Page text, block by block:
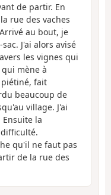
de partir. En
rue des vaches
au bout, je
J'ai alors avisé
les vignes qui
mène à
piétiné, fait
beaucoup de
village. J'ai
la
qu'il ne faut pas
de la rue des